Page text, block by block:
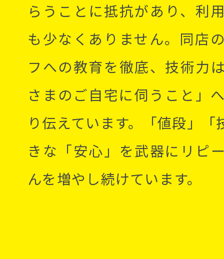
らうことに抵抗があり、利
も少なくありません。同店
フへの教育を徹底、技術力
さまのご自宅に伺うこと」
り伝えています。「値段」
きな「安心」を武器にリピ
んを増やし続けています。